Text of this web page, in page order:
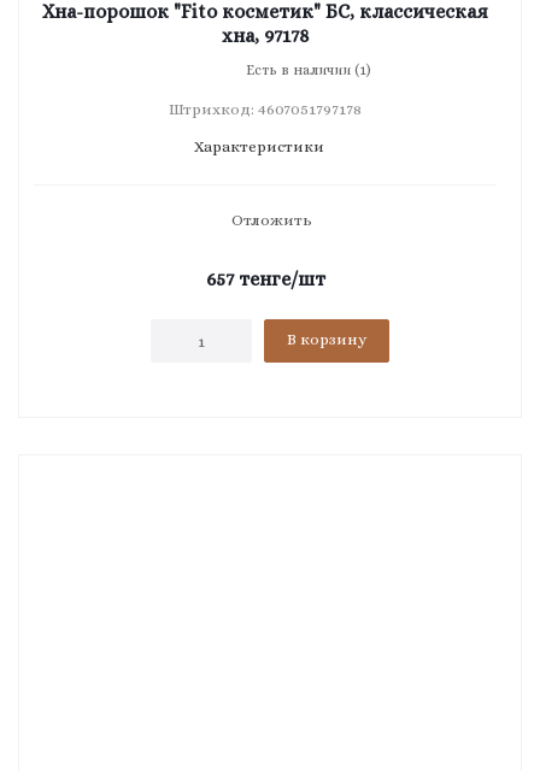
Хна-порошок "Fito косметик" БС, классическая
хна, 97178
Есть в наличии (1)
Штрихкод: 4607051797178
Характеристики
Отложить
657тенге/шт
В корзину